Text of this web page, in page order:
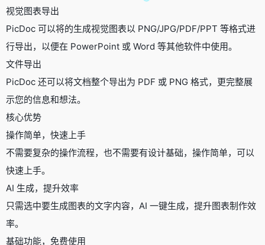
视觉图表导出
PicDoc 可以将的生成视觉图表以 PNG/JPG/PDF/PPT 等格式进
行导出，以便在 PowerPoint 或 Word 等其他软件中使用。
文件导出
PicDoc 还可以将文档整个导出为 PDF 或 PNG 格式，更完整展
示您的信息和想法。
核心优势
操作简单，快速上手
不需要复杂的操作流程，也不需要有设计基础，操作简单，可以
快速上手。
AI 生成，提升效率
只需选中要生成图表的文字内容，AI 一键生成，提升图表制作效
率。
基础功能，免费使用